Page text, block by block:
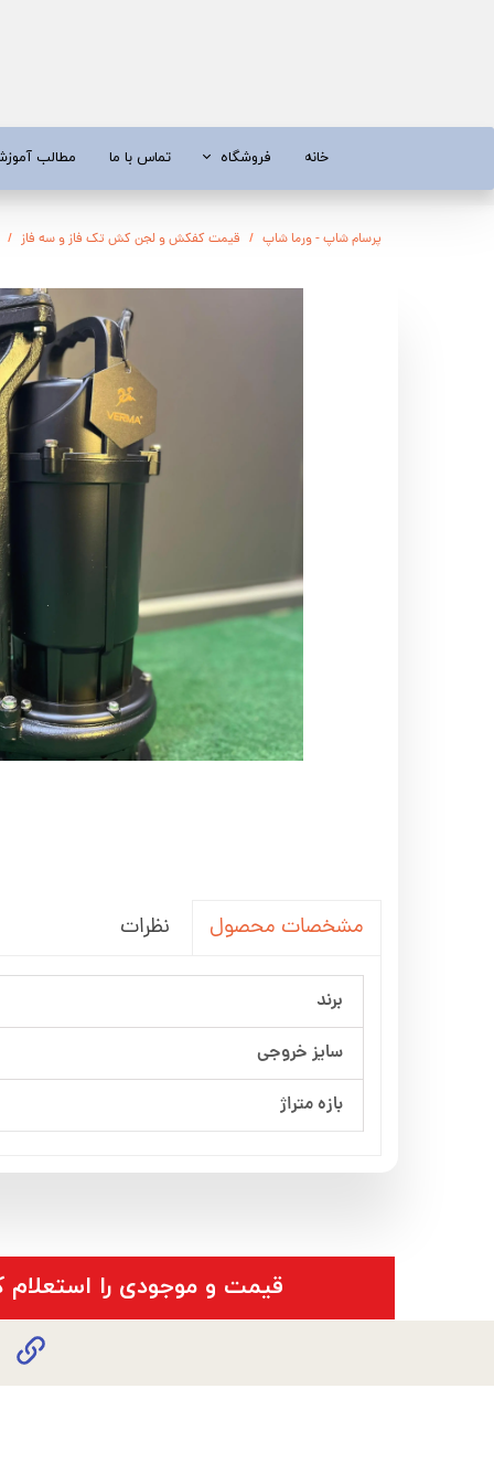
خانه فروشگاه
آبسردکن و دستگاه تصفیه آب
تیلر
کفکش / لجن کش
موتور پمپ
اره زنجیری / علفتراش
شناور چاه عمیق
بخارشو
سایر پمپ
اینورتر جوش
کارواش
تماس با ما مطالب
تیلر
شناور
اره
کفکش و
پمپ آب
ابزار و
پرسام شاپ - ورما شاپ قیمت کفکش و لجن کش تک فاز و سه فاز
مشخصات محصول نظرات
برند
سایز خروجی
بازه متراژ
​قیمت و موجودی را استعلام